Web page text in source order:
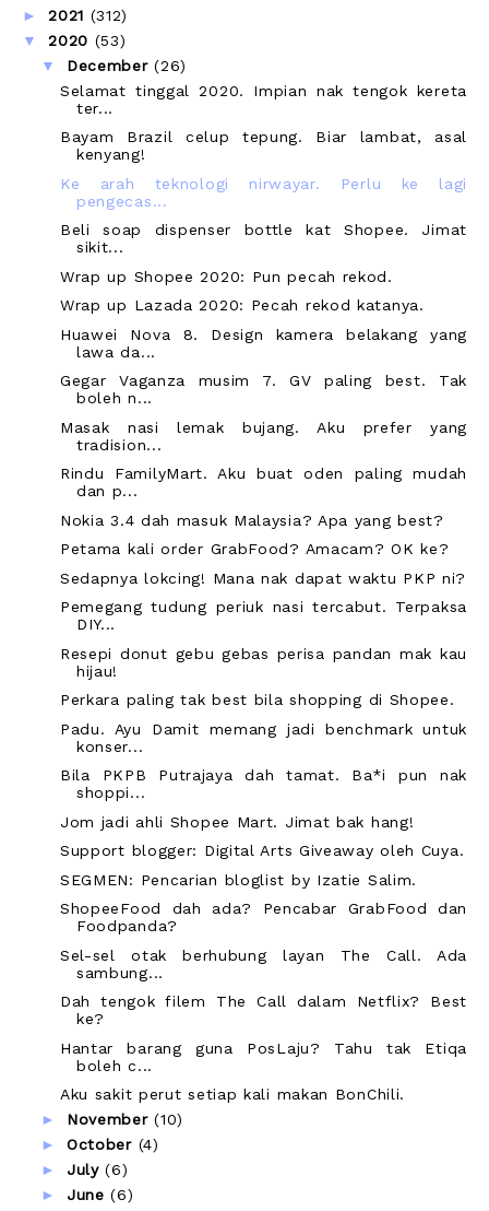
►2021 (312)
▼2020 (53)
▼ December(26)
Selamat tinggal 2020. Impian nak tengok kereta
ter...
Bayam Brazil celup tepung. Biar lambat, asal
kenyang!
Ke arah teknologi nirwayar. Perlu ke lagi
pengecas...
Beli soap dispenser bottle kat Shopee. Jimat
sikit...
Wrap up Shopee 2020: Pun pecah rekod.
Wrap up Lazada 2020: Pecah rekod katanya.
Huawei Nova 8. Design kamera belakang yang
lawa da...
Gegar Vaganza musim 7. GV paling best. Tak
boleh n...
Masak nasi lemak bujang. Aku prefer yang
tradision...
Rindu FamilyMart. Aku buat oden paling mudah
dan p...
Nokia 3.4 dah masuk Malaysia? Apa yang best?
Petama kali order GrabFood? Amacam? OK ke?
Sedapnya lokcing! Mana nak dapat waktu PKP ni?
Pemegang tudung periuk nasi tercabut. Terpaksa
DIY...
Resepi donut gebu gebas perisa pandan mak kau
hijau!
Perkara paling tak best bila shopping di Shopee.
Padu. Ayu Damit memang jadi benchmark untuk
konser...
Bila PKPB Putrajaya dah tamat. Ba*i pun nak
shoppi...
Jom jadi ahli Shopee Mart. Jimat bak hang!
Support blogger: Digital Arts Giveaway oleh Cuya.
SEGMEN: Pencarian bloglist by Izatie Salim.
ShopeeFood dah ada? Pencabar GrabFood dan
Foodpanda?
Sel-sel otak berhubung layan The Call. Ada
sambung...
Dah tengok filem The Call dalam Netflix? Best
ke?
Hantar barang guna PosLaju? Tahu tak Etiqa
boleh c...
Aku sakit perut setiap kali makan BonChili.
► November(10)
► October (4)
► July(6)
► June(6)